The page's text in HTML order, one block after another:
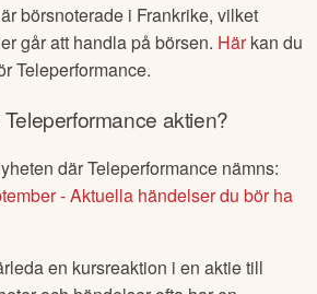
är börsnoterade i Frankrike, vilket
går att handla på börsen. Härkan du
Teleperformance.
Teleperformance aktien?
därTeleperformance nämns:
- Aktuella händelser du bör ha
en kursreaktion i en aktie till